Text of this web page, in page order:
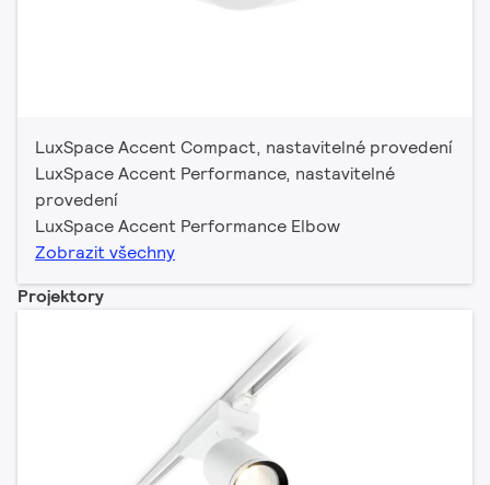
LuxSpace Accent Compact, nastavitelné provedení
LuxSpace Accent Performance, nastavitelné
provedení
LuxSpace Accent Performance Elbow
Zobrazit všechny
Projektory